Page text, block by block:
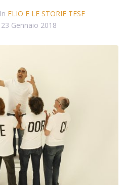
In ELIO E LE STORIE TESE
23 Gennaio 2018